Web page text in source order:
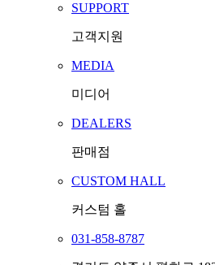
SUPPORT
고객지원
MEDIA
미디어
DEALERS
판매점
CUSTOM HALL
커스텀 홀
031-858-8787